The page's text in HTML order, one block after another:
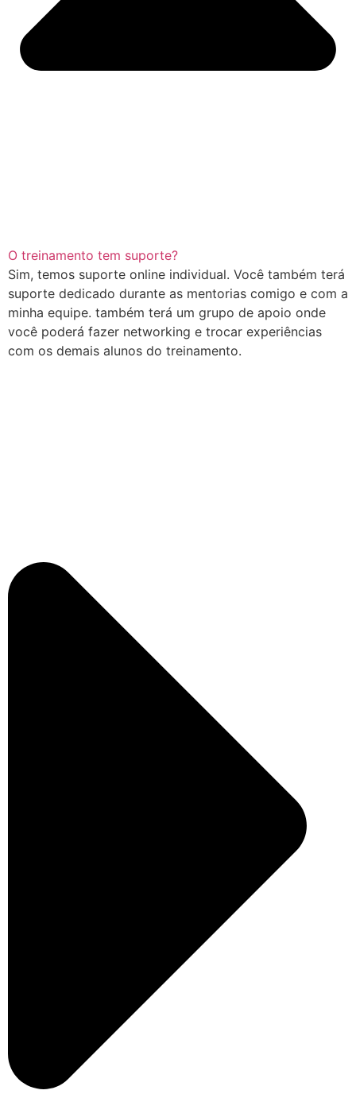
O treinamento tem suporte?
Sim, temos suporte online individual. Você também terá
suporte dedicado durante as mentorias comigo e com a
minha equipe. também terá um grupo de apoio onde
você poderá fazer networking e trocar experiências
com os demais alunos do treinamento.